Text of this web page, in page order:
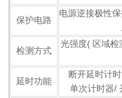
保护电路
电源逆接极性
检测方式
光强度( 区域检
延时功能
断开延时计
单次计时器/